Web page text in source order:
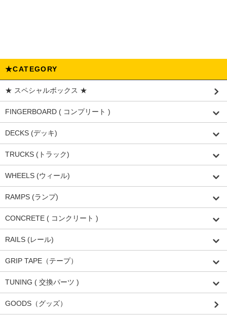
★CATEGORY
★ スペシャルボックス ★
FINGERBOARD ( コンプリート )
DECKS (デッキ)
TRUCKS (トラック)
WHEELS (ウィール)
RAMPS (ランプ)
CONCRETE ( コンクリート )
RAILS (レール)
GRIP TAPE（テープ）
TUNING ( 交換パーツ )
GOODS（グッズ）